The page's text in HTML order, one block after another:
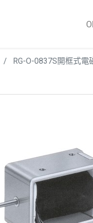
RG-O-0837S開框式電